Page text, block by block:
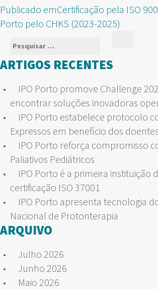
NAVEGAÇÃO
DE
ARTIGOS
Publicado emCertificação pela ISO
Porto pelo CHKS (2023-2025)
Pesquisar
por:
ARTIGOS RECENTES
IPO Porto promove Challenge
encontrar soluções inovadoras
IPO Porto estabelece protocolo
Expressos em benefício dos doentes
IPO Porto reforça compromisso
Paliativos Pediátricos
IPO Porto é a primeira instituição
certificação ISO 37001
IPO Porto apresenta tecnologia
Nacional de Protonterapia
ARQUIVO
Julho 2026
Junho 2026
Maio 2026